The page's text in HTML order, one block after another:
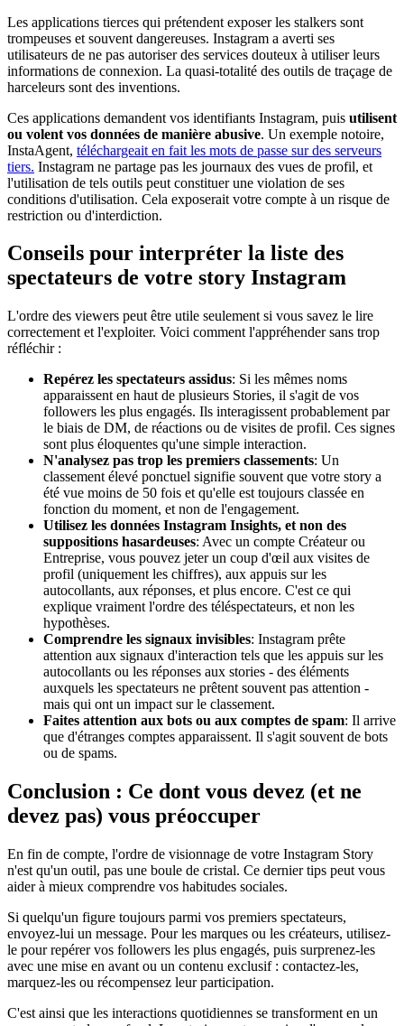
Les applications tierces qui prétendent exposer les stalkers sont
trompeuses et souvent dangereuses. Instagram a averti ses
utilisateurs de ne pas autoriser des services douteux à utiliser leurs
informations de connexion. La quasi-totalité des outils de traçage de
harceleurs sont des inventions.
Ces applications demandent vos identifiants Instagram, puis utilisent
ou volent vos données de manière abusive. Un exemple notoire,
InstaAgent, téléchargeait en fait les mots de passe sur des serveurs
tiers. Instagram ne partage pas les journaux des vues de profil, et
l'utilisation de tels outils peut constituer une violation de ses
conditions d'utilisation. Cela exposerait votre compte à un risque de
restriction ou d'interdiction.
Conseils pour interpréter la liste des
spectateurs de votre story Instagram
L'ordre des viewers peut être utile seulement si vous savez le lire
correctement et l'exploiter. Voici comment l'appréhender sans trop
réfléchir :
Repérez les spectateurs assidus: Si les mêmes noms
apparaissent en haut de plusieurs Stories, il s'agit de vos
followers les plus engagés. Ils interagissent probablement par
le biais de DM, de réactions ou de visites de profil. Ces signes
sont plus éloquentes qu'une simple interaction.
N'analysez pas trop les premiers classements: Un
classement élevé ponctuel signifie souvent que votre story a
été vue moins de 50 fois et qu'elle est toujours classée en
fonction du moment, et non de l'engagement.
Utilisez les données Instagram Insights, et non des
suppositions hasardeuses: Avec un compte Créateur ou
Entreprise, vous pouvez jeter un coup d'œil aux visites de
profil (uniquement les chiffres), aux appuis sur les
autocollants, aux réponses, et plus encore. C'est ce qui
explique vraiment l'ordre des téléspectateurs, et non les
hypothèses.
Comprendre les signaux invisibles: Instagram prête
attention aux signaux d'interaction tels que les appuis sur les
autocollants ou les réponses aux stories - des éléments
auxquels les spectateurs ne prêtent souvent pas attention -
mais qui ont un impact sur le classement.
Faites attention aux bots ou aux comptes de spam: Il arrive
que d'étranges comptes apparaissent. Il s'agit souvent de bots
ou de spams.
Conclusion : Ce dont vous devez (et ne
devez pas) vous préoccuper
En fin de compte, l'ordre de visionnage de votre Instagram Story
n'est qu'un outil, pas une boule de cristal. Ce dernier tips peut vous
aider à mieux comprendre vos habitudes sociales.
Si quelqu'un figure toujours parmi vos premiers spectateurs,
envoyez-lui un message. Pour les marques ou les créateurs, utilisez-
le pour repérer vos followers les plus engagés, puis surprenez-les
avec une mise en avant ou un contenu exclusif : contactez-les,
marquez-les ou récompensez leur participation.
C'est ainsi que les interactions quotidiennes se transforment en un